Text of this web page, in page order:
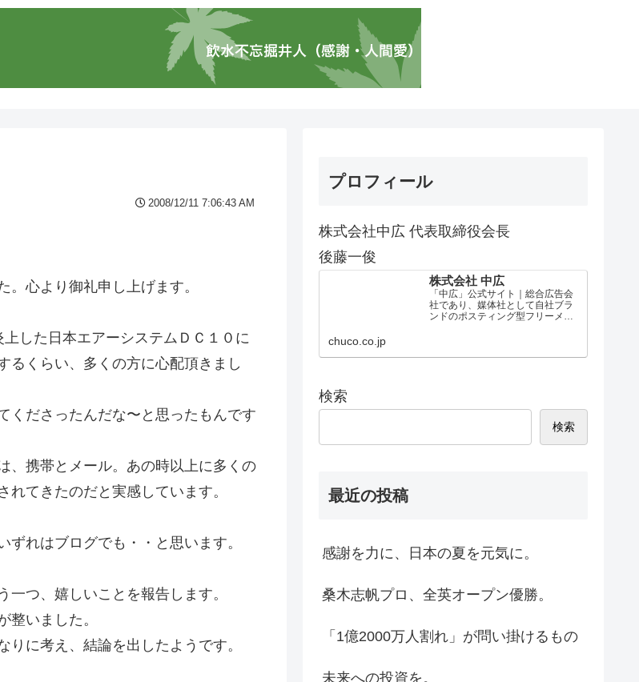
2008/12/11 7:06:43 AM
心より御礼申し上げます。
した日本エアーシステムＤＣ１０に
るくらい、多くの方に心配頂きまし
くださったんだな〜と思ったもんです
、携帯とメール。あの時以上に多くの
てきたのだと実感しています。
れはブログでも・・と思います。
つ、嬉しいことを報告します。
整いました。
に考え、結論を出したようです。
プロフィール
株式会社中広 代表取締役会長
後藤一俊
株式会社 中広
「中広」公式サイト｜総合広告会
社であり、媒体社として自社ブラ
ンドのポスティング型フリーメデ
chuco.co.jp
検索
検索
最近の投稿
感謝を力に、日本の夏を元気に。
桑木志帆プロ、全英オープン優勝。
「1億2000万人割れ」が問い掛けるもの
未来への投資を。